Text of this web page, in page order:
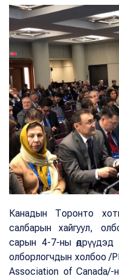
Канадын Торонто
салбарын хайгуул,
сарын 4-7-ны өдрүүдэд
олборлогчдын холбоо /
Association of Canada/-